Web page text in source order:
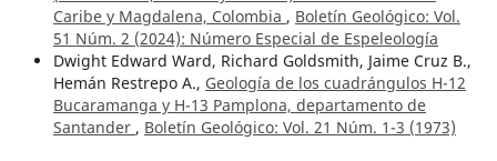
Caribe y Magdalena, Colombia , Boletín Geológico: Vol.
51 Núm. 2 (2024): Número Especial de Espeleología
Dwight Edward Ward, Richard Goldsmith, Jaime Cruz B.,
Hemán Restrepo A., Geología de los cuadrángulos H-12
Bucaramanga y H-13 Pamplona, departamento de
Santander , Boletín Geológico: Vol. 21 Núm. 1-3 (1973)